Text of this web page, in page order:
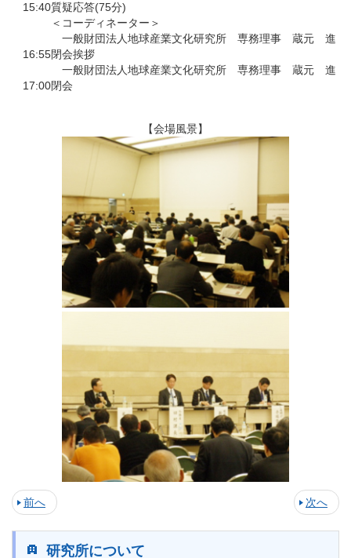
15:40質疑応答(75分)
＜コーディネーター＞
一般財団法人地球産業文化研究所 専務理事 蔵元 進
16:55閉会挨拶
一般財団法人地球産業文化研究所 専務理事 蔵元 進
17:00閉会
【会場風景】
前へ 次へ
研究所について